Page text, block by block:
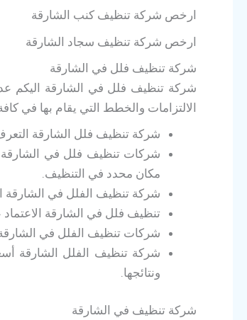
ارخص شركة تنظيف كنب الشارقة
ارخص شركة تنظيف سجاد الشارقة
شركة تنظيف فلل في الشارقة
شركة تنظيف فلل في الشارقة اليكم
الالتزامات والخطط التي يقام بها في
شركة تنظيف فلل الشارقة
شركات تنظيف فلل في الشارقة
مكان محدد في التنظيف.
شركة تنظيف الفلل في الشارقة
تنظيف فلل في الشارقة الاعتماد
شركات تنظيف الفلل في
شركة تنظيف الفلل الشارقة
ونتائجها.
شركة تنظيف في الشارقة